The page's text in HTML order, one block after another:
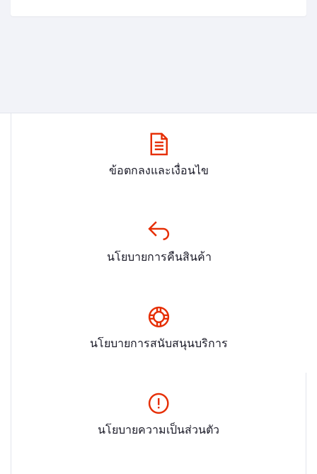
ข้อตกลงและเงื่อนไข
นโยบายการคืนสินค้า
นโยบายการสนับสนุนบริการ
นโยบายความเป็นส่วนตัว